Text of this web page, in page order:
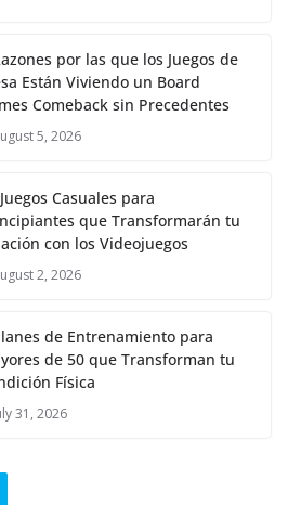
por las que los Juegos de
Están Viviendo un Board
Comeback sin Precedentes
5, 2026
Casuales para
que Transformarán tu
con los Videojuegos
2, 2026
de Entrenamiento para
de 50 que Transforman tu
Física
31, 2026